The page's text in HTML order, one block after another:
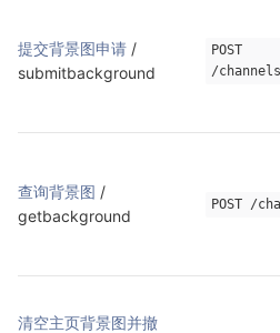
提交背景图申请 /
submitbackground
POST
/
查询背景图 /
getbackground
POST /
清空主页背景图并撤